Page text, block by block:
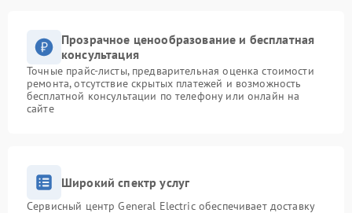
Прозрачное ценообразование и бесплатная
консультация
Точные прайс-листы, предварительная оценка стоимости
ремонта, отсутствие скрытых платежей и возможность
бесплатной консультации по телефону или онлайн на
сайте
Широкий спектр услуг
Сервисный центр General Electric обеспечивает доставку